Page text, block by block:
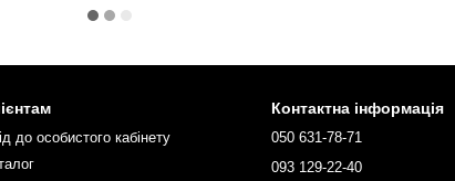
до особистого кабінету
Контактна інформація
050 631-78-71
093 129-22-40